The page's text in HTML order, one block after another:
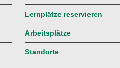
Lernplätze reservieren
Arbeitsplätze
Standorte